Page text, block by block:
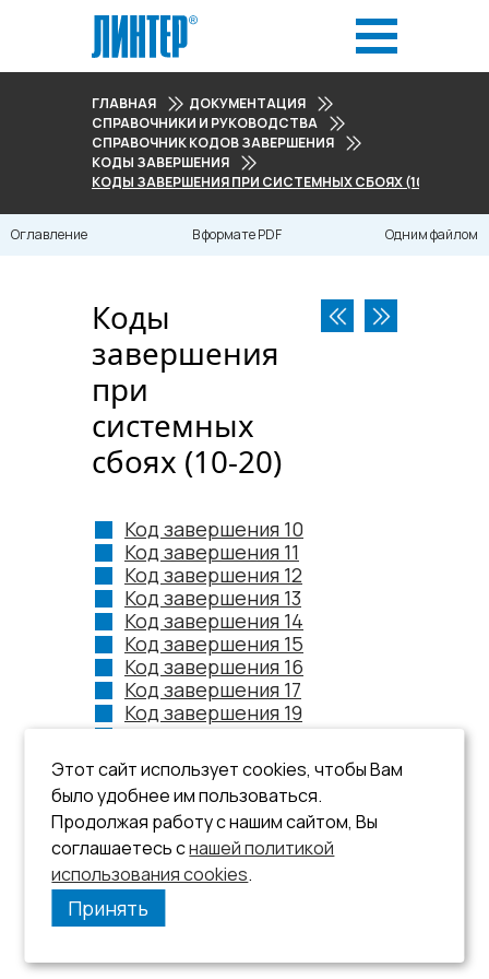
ГЛАВНАЯ
ДОКУМЕНТАЦИЯ
СПРАВОЧНИКИ И РУКОВОДСТВА
СПРАВОЧНИК КОДОВ ЗАВЕРШЕНИЯ
КОДЫ ЗАВЕРШЕНИЯ
КОДЫ ЗАВЕРШЕНИЯ ПРИ СИСТЕМНЫХ СБОЯХ (10-20)
Оглавление В формате PDF Одним файлом
Коды
завершения
при
системных
сбоях (10-20)
Код завершения 10
Код завершения 11
Код завершения 12
Код завершения 13
Код завершения 14
Код завершения 15
Код завершения 16
Код завершения 17
Код завершения 19
Этот сайт использует cookies, чтобы Вам
было удобнее им пользоваться.
Продолжая работу с нашим сайтом, Вы
соглашаетесь снашей политикой
использования cookies.
Принять